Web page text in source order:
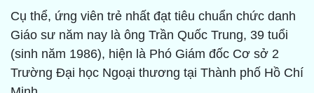
Cụ thể, ứng viên trẻ nhất đạt tiêu chuẩn chức danh
Giáo sư năm nay là ông Trần Quốc Trung, 39 tuổi
(sinh năm 1986), hiện là Phó Giám đốc Cơ sở 2
Trường Đại học Ngoại thương tại Thành phố Hồ Chí